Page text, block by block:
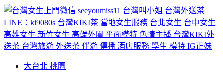
大台北 桃園